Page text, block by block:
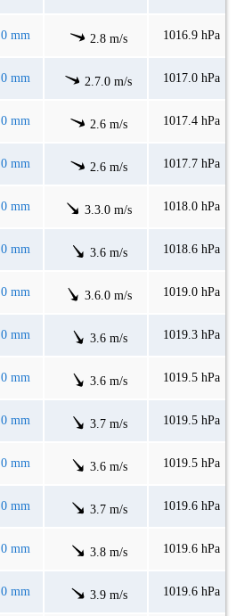
0 mm 2.8 m/s 1016.9 hPa
0 mm 2.7.0 m/s 1017.0 hPa
0 mm 2.6 m/s 1017.4 hPa
0 mm 2.6 m/s 1017.7 hPa
0 mm 3.3.0 m/s 1018.0 hPa
0 mm 3.6 m/s 1018.6 hPa
0 mm 3.6.0 m/s 1019.0 hPa
0 mm 3.6 m/s 1019.3 hPa
0 mm 3.6 m/s 1019.5 hPa
0 mm 3.7 m/s 1019.5 hPa
0 mm 3.6 m/s 1019.5 hPa
0 mm 3.7 m/s 1019.6 hPa
0 mm 3.8 m/s 1019.6 hPa
0 mm 3.9 m/s 1019.6 hPa